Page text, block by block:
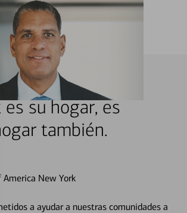
es su hogar, es
también.
New York
a ayudar a nuestras comunidades a